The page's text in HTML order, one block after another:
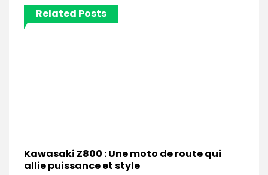
Related Posts
Kawasaki Z800 : Une moto de route qui
allie puissance et style